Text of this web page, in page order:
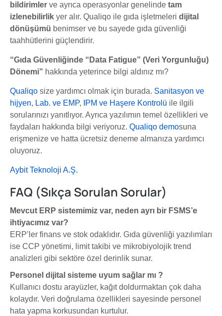
bildirimler ve ayrıca operasyonlar genelinde tam
izlenebilirlik yer alır. Qualiqo ile gıda işletmeleri dijital
dönüşümü benimser ve bu sayede gıda güvenliği
taahhütlerini güçlendirir.
“Gıda Güvenliğinde “Data Fatigue” (Veri Yorgunluğu)
Dönemi” hakkında yeterince bilgi aldınız mı?
Qualiqo size yardımcı olmak için burada. Sanitasyon ve
hijyen, Lab. ve EMP, IPM ve Haşere Kontrolü ile ilgili
sorularınızı yanıtlıyor. Ayrıca yazılımın temel özellikleri ve
faydaları hakkında bilgi veriyoruz. Qualiqo demosuna
erişmenize ve hatta ücretsiz deneme almanıza yardımcı
oluyoruz.
Aybit Teknoloji A.Ş.
FAQ (Sıkça Sorulan Sorular)
Mevcut ERP sistemimiz var, neden ayrı bir FSMS’e
ihtiyacımız var?
ERP’ler finans ve stok odaklıdır. Gıda güvenliği yazılımları
ise CCP yönetimi, limit takibi ve mikrobiyolojik trend
analizleri gibi sektöre özel derinlik sunar.
Personel dijital sisteme uyum sağlar mı ?
Kullanıcı dostu arayüzler, kağıt doldurmaktan çok daha
kolaydır. Veri doğrulama özellikleri sayesinde personel
hata yapma korkusundan kurtulur.